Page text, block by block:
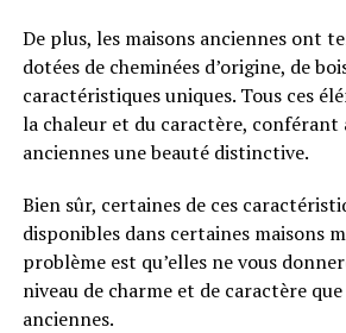
De plus, les maisons anciennes ont
dotées de cheminées d’origine, de
caractéristiques uniques. Tous ces
la chaleur et du caractère, conférant
anciennes une beauté distinctive.
Bien sûr, certaines de ces
disponibles dans certaines maisons
problème est qu’elles ne vous
niveau de charme et de caractère
anciennes.